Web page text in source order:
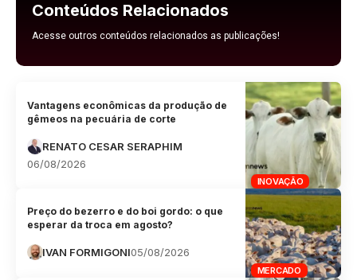
Conteúdos Relacionados
Acesse outros conteúdos relacionados as publicações!
INOVAÇÃO
Vantagens econômicas da produção de
gêmeos na pecuária de corte
RENATO CESAR SERAPHIM
06/08/2026
MERCADO
Preço do bezerro e do boi gordo: o que
esperar da troca em agosto?
IVAN FORMIGONI05/08/2026